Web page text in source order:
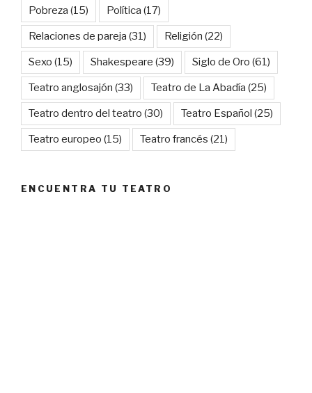
Pobreza (15) Política (17)
Relaciones de pareja (31) Religión (22)
Sexo (15) Shakespeare (39) Siglo de Oro (61)
Teatro anglosajón (33) Teatro de La Abadía (25)
Teatro dentro del teatro (30) Teatro Español (25)
Teatro europeo (15) Teatro francés (21)
ENCUENTRA TU TEATRO